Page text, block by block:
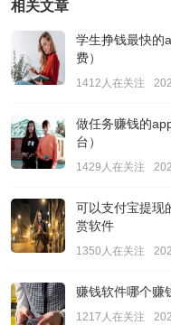
相关文章
学生挣钱最快的
费）
1412人在关注
做任务赚钱的
台）
1429人在关注
可以支付宝提现
赏软件
1350人在关注
赚钱软件哪个赚
1217人在关注